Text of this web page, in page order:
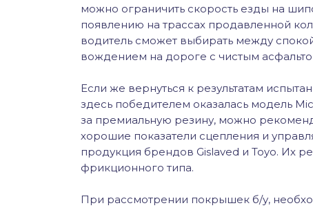
можно ограничить скорость езды на
появлению на трассах продавленной
водитель сможет выбирать между
вождением на дороге с чистым
Если же вернуться к результатам
здесь победителем оказалась модель
за премиальную резину, можно
хорошие показатели сцепления и
продукция брендов Gislaved и Toyo. Их
фрикционного типа.
При рассмотрении покрышек б/у,